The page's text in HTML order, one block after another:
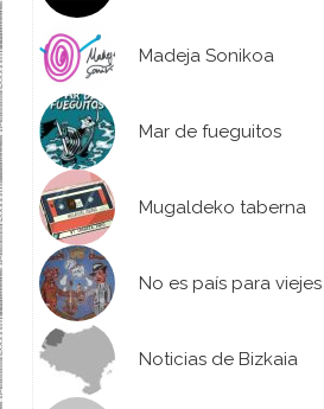
Madeja Sonikoa
Mar de fueguitos
Mugaldeko taberna
No es país para viejes
Noticias de Bizkaia